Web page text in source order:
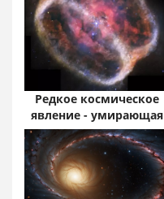
Редкое космическое
явление - умирающая
звезда